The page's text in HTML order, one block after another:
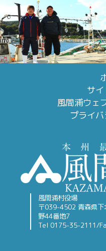
サ
風間浦ウェ
プライ
風間浦村役場
〒039-4502 青森県下
野44番地7
Tel 0175-35-2111/